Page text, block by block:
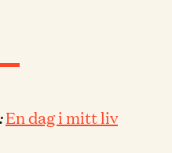
En dag i mitt liv